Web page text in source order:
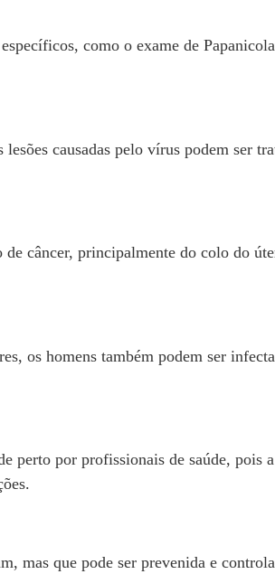
como o exame de
causadas pelo vírus podem ser
câncer, principalmente do colo do
os homens também podem ser
perto por profissionais de saúde, pois
mas que pode ser prevenida e